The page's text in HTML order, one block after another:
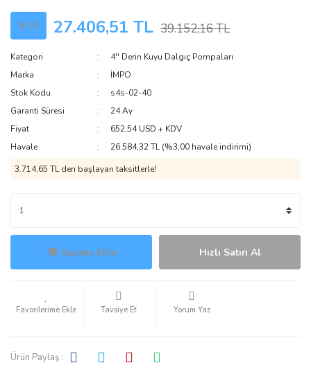
%30 27.406,51 TL 39.152,16 TL
Kategori
4'' Derin Kuyu Dalgıç Pompaları
Marka
İMPO
Stok Kodu
s4s-02-40
Garanti Süresi
24 Ay
Fiyat
652,54 USD + KDV
Havale
26.584,32 TL (%3,00 havale indirimi)
3.714,65 TL den başlayan taksitlerle!
Sepete Ekle Hızlı Satın Al
Tavsiye Et Yorum Yaz
Ürün Paylaş :